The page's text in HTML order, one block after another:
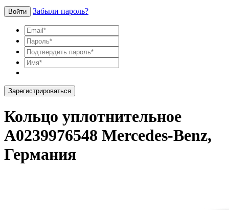
Войти Забыли пароль?
Зарегистрироваться
Кольцо уплотнительное
A0239976548 Mercedes-Benz,
Германия